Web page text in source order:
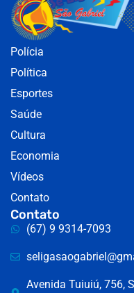
Polícia
Política
Esportes
Saúde
Cultura
Economia
Vídeos
Contato
Contato
(67) 9 9314-7093
Avenida Tuiuiú, 756,